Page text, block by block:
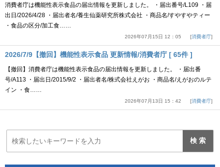
消費者庁は機能性表示食品の届出情報を更新しました。 ・届出番号/L109 ・届
出日/2026/4/28 ・届出者名/養生仙薬研究所株式会社 ・商品名/すやすやティー
・食品の区分/加工食……
2026年07月15日 12：05 消費者庁
2026/7/9【撤回】機能性表示食品 更新情報/消費者庁 [ 65件 ]
【撤回】消費者庁は機能性表示食品の届出情報を更新しました。 ・届出番
号/A113 ・届出日/2015/9/2 ・届出者名/株式会社えがお ・商品名/えがおのルテ
イン ・食……
2026年07月13日 15：42 消費者庁